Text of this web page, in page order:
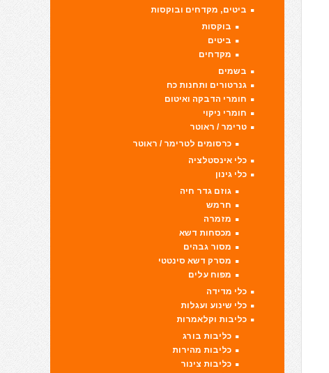
ביטים, מקדחים ובוקסות
בוקסות
ביטים
מקדחים
בשמים
גנרטורים ותחנות כח
חומרי הדבקה ואיטום
חומרי ניקוי
טרימר / ראוטר
כרסומים לטרימר / ראוטר
כלי אינסטלציה
כלי גינון
גוזם גדר חיה
חרמש
מזמרה
מכסחות דשא
מסור גבהים
מסרק דשא סינטטי
מפוח עלים
כלי מדידה
כלי שינוע ועגלות
כליבות וקלאמרות
כליבות בורג
כליבות מהירות
כליבות צינור